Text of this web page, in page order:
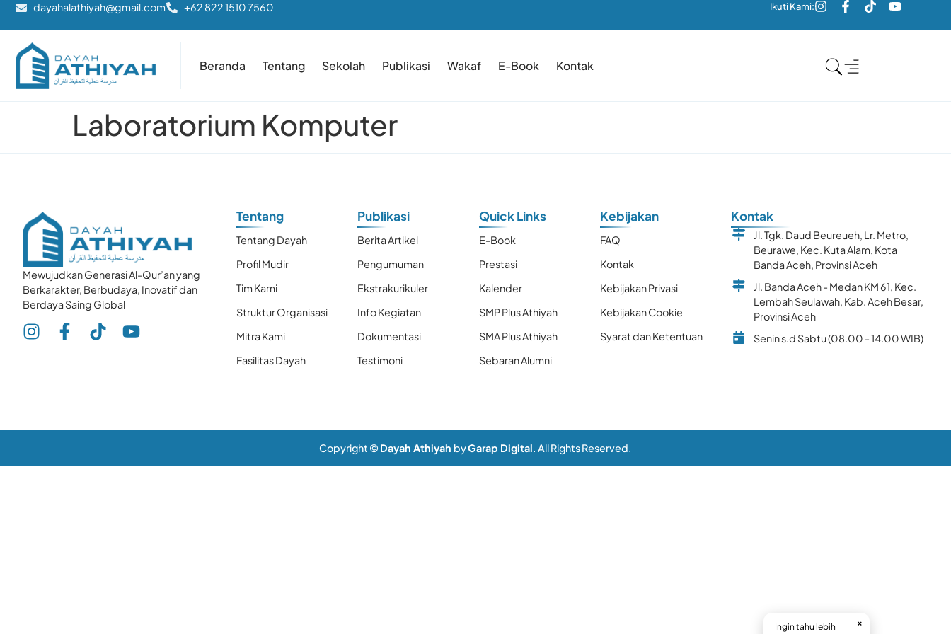
dayahalathiyah@gmail.com +62 822 1510 7560 Ikuti Kami:
Beranda Tentang Sekolah Publikasi Wakaf E-Book Kontak
Laboratorium Komputer
Mewujudkan Generasi Al-Qur’an yang
Berkarakter, Berbudaya, Inovatif dan
Berdaya Saing Global
Tentang
Tentang Dayah
Profil Mudir
Tim Kami
Struktur Organisasi
Mitra Kami
Fasilitas Dayah
Publikasi
Berita Artikel
Pengumuman
Ekstrakurikuler
Info Kegiatan
Dokumentasi
Testimoni
Quick Links
E-Book
Prestasi
Kalender
SMP Plus Athiyah
SMA Plus Athiyah
Sebaran Alumni
Kebijakan
FAQ
Kontak
Kebijakan Privasi
Kebijakan Cookie
Syarat dan Ketentuan
Kontak
Jl. Tgk. Daud Beureueh, Lr. Metro,
Beurawe, Kec. Kuta Alam, Kota
Banda Aceh, Provinsi Aceh
Jl. Banda Aceh - Medan KM 61, Kec.
Lembah Seulawah, Kab. Aceh Besar,
Provinsi Aceh
Senin s.d Sabtu (08.00 - 14.00 WIB)
Copyright © Dayah Athiyah byGarap Digital. All Rights Reserved.
Ingin tahu lebih
×